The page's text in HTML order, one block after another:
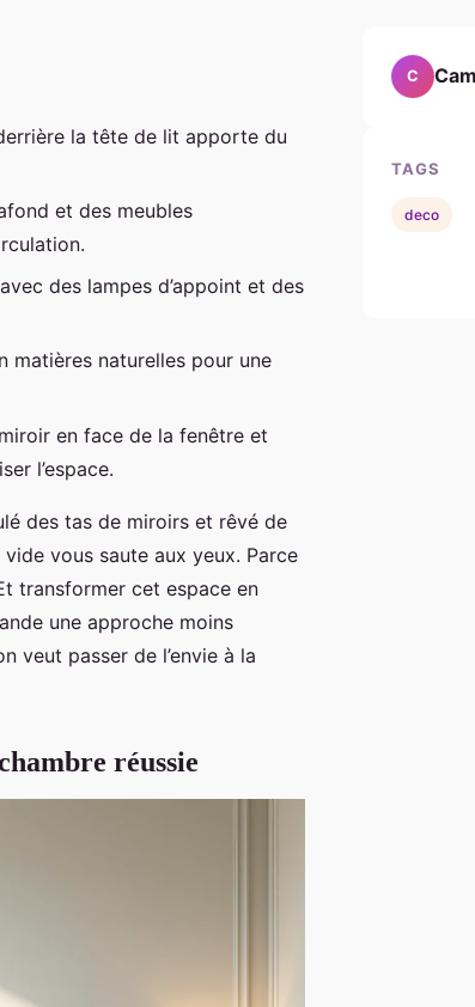
la tête de lit apporte du
et des meubles
des lampes d’appoint et des
matières naturelles pour une
en face de la fenêtre et
l’espace.
des tas de miroirs et rêvé de
vous saute aux yeux. Parce
transformer cet espace en
une approche moins
veut passer de l’envie à la
réussie
C
TAGS
deco